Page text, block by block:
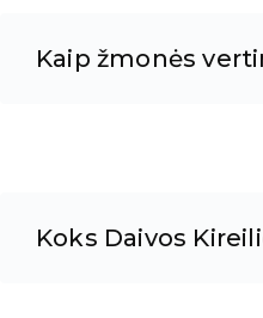
Kaip žmonės
Koks Daivos